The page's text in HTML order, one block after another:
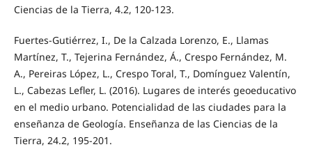
Ciencias de la Tierra, 4.2, 120-123.
Fuertes-Gutiérrez, I., De la Calzada Lorenzo, E., Llamas
Martínez, T., Tejerina Fernández, Á., Crespo Fernández, M.
A., Pereiras López, L., Crespo Toral, T., Domínguez Valentín,
L., Cabezas Lefler, L. (2016). Lugares de interés geoeducativo
en el medio urbano. Potencialidad de las ciudades para la
enseñanza de Geología. Enseñanza de las Ciencias de la
Tierra, 24.2, 195-201.